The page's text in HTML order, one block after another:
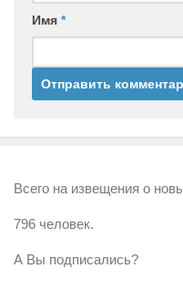
Имя *
Всего на извещения о
796 человек.
А Вы подписались?